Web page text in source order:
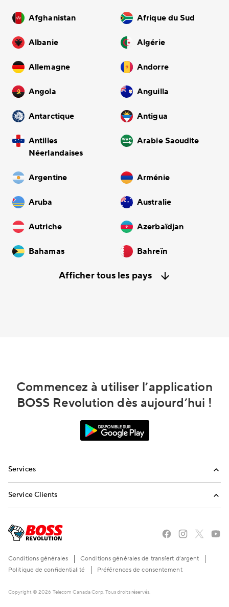
Afghanistan Afrique du Sud
Albanie Algérie
Allemagne Andorre
Angola Anguilla
Antarctique Antigua
Antilles
Néerlandaises
Arabie Saoudite
Argentine Arménie
Aruba Australie
Autriche Azerbaïdjan
Bahamas Bahreïn
Afficher tous les pays
Commencez à utiliser l’application
BOSS Revolution dès aujourd’hui !
Services
Envoi de réapprovisionnements
Service Clients
Envoyez-nous un email
Conditions générales
Conditions générales de transfert d’argent
Politique de confidentialité
Préférences de consentement
Copyright © 2026 Telecom Canada Corp. Tous droits réservés.